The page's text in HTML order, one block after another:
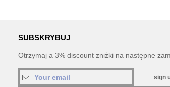
SUBSKRYBUJ
Otrzymaj a 3% discount zniżki na następne
sign